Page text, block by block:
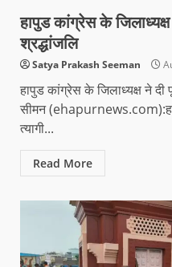
हापुड कांग्रेस के जिलाध्यक्ष
श्रद्धांजलि
Satya Prakash Seeman
हापुड कांग्रेस के जिलाध्यक्ष ने दी
सीमन
त्यागी...
Read More